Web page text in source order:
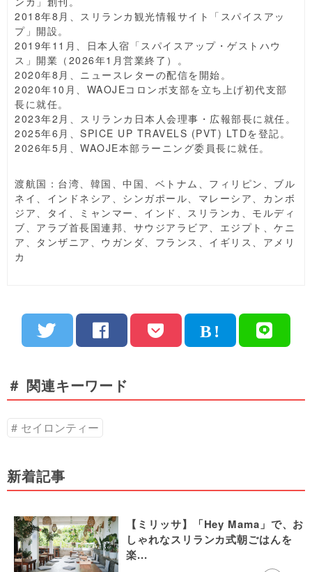
2018年8月、スリランカ観光情報サイト「スパイスアッ
プ」開設。
2019年11月、日本人宿「スパイスアップ・ゲストハウ
ス」開業（2026年1月営業終了）。
2020年8月、ニュースレターの配信を開始。
2020年10月、WAOJEコロンボ支部を立ち上げ初代支部
長に就任。
2023年2月、スリランカ日本人会理事・広報部長に就任。
2025年6月、SPICE UP TRAVELS (PVT) LTDを登記。
2026年5月、WAOJE本部ラーニング委員長に就任。
渡航国：台湾、韓国、中国、ベトナム、フィリピン、ブル
ネイ、インドネシア、シンガポール、マレーシア、カンボ
ジア、タイ、ミャンマー、インド、スリランカ、モルディ
ブ、アラブ首長国連邦、サウジアラビア、エジプト、ケニ
ア、タンザニア、ウガンダ、フランス、イギリス、アメリ
カ
＃ 関連キーワード
セイロンティー
新着記事
【ミリッサ】「Hey Mama」で、お
しゃれなスリランカ式朝ごはんを
楽...